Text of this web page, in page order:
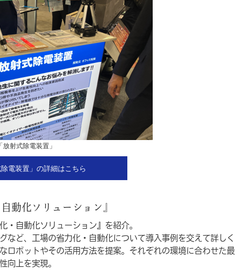
「放射式除電装置」
除電装置」の詳細はこちら
動化ソリューション』
・自動化ソリューション』を紹介。
など、工場の省力化・自動化について導入事例を交えて詳しく
ロボットやその活用方法を提案。それぞれの環境に合わせた最
向上を実現。